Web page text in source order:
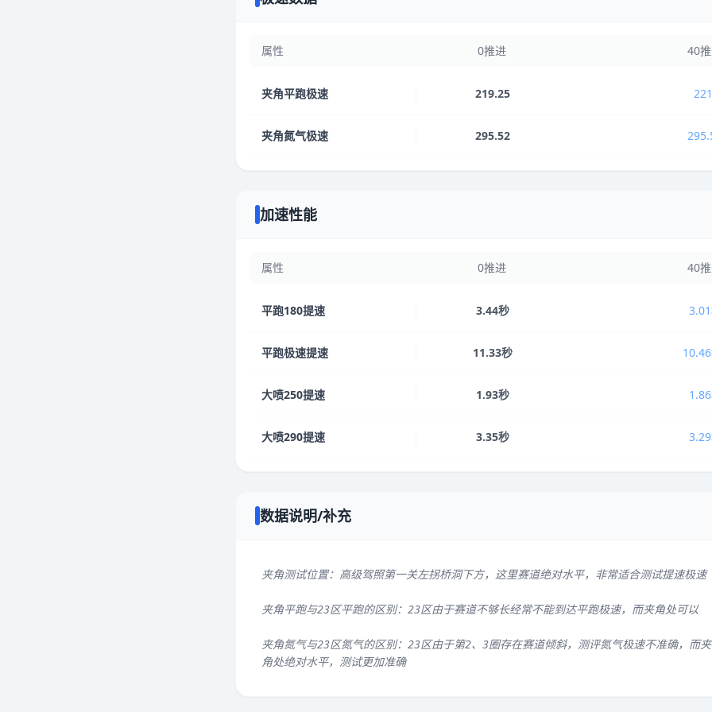
属性 0推进 40
夹角平跑极速 219.25
夹角氮气极速 295.52
加速性能
属性 0推进 40
平跑180提速 3.44秒
平跑极速提速 11.33秒
大喷250提速 1.93秒
大喷290提速 3.35秒
数据说明/补充
夹角测试位置：高级驾照第一关左拐桥洞下方，这里赛道绝对水平，非常适合测试提速极速
夹角平跑与23区平跑的区别：23区由于赛道不够长经常不能到达平跑极速，而夹角处可以
夹角氮气与23区氮气的区别：23区由于第2、3圈存在赛道倾斜，测评氮气极速不准确，而夹
角处绝对水平，测试更加准确